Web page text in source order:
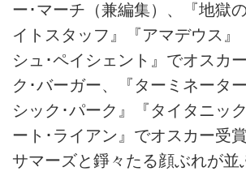
ー･マーチ（兼編集）、『地獄
イトスタッフ』『アマデウス』
シュ･ペイシェント』でオスカ
ク･バーガー、『ターミネータ
シック･パーク』『タイタニッ
ート･ライアン』でオスカー受
サマーズと錚々たる顔ぶれが並